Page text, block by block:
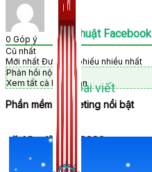
Thủ Thuật Facebook
536 bài viết
0 Góp ý
Cũ nhất
Mới nhất Được bỏ phiếu nhiều nhất
Phản hồi nội tuyến
Xem tất cả bình luận
Phần mềm Marketing nổi bật
🎉 Ưu đãi Tết 2026